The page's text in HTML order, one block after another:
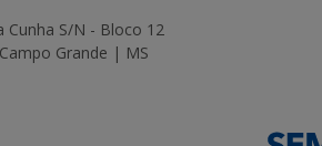
Cunha S/N - Bloco 12
Grande | MS